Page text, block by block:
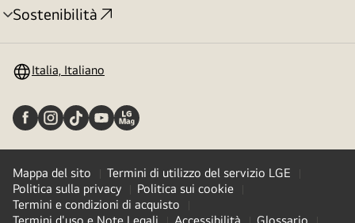
Sostenibilità
Attivazione
Italia, Italiano
Mappa del sito
Termini di utilizzo del servizio LGE
Politica sulla privacy
Politica sui cookie
Termini e condizioni di acquisto